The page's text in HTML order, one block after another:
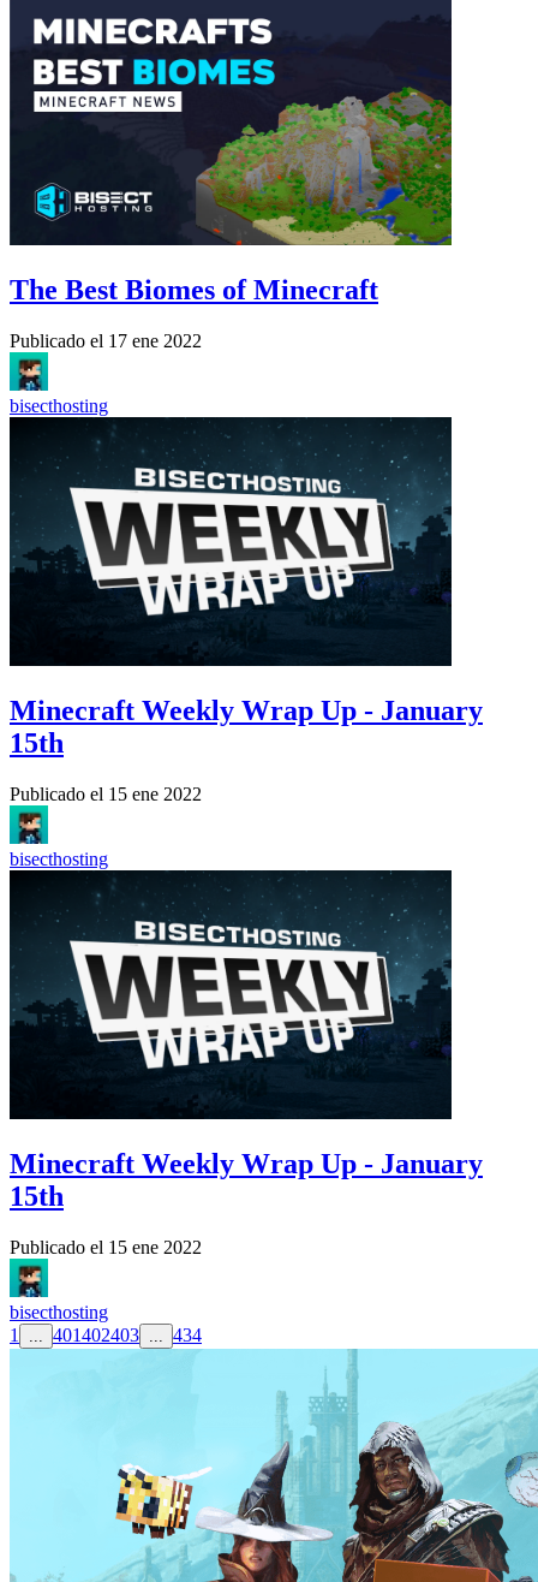
The Best Biomes of Minecraft
Publicado el 17 ene 2022
bisecthosting
Minecraft Weekly Wrap Up - January
15th
Publicado el 15 ene 2022
bisecthosting
Minecraft Weekly Wrap Up - January
15th
Publicado el 15 ene 2022
bisecthosting
1
401402403 434